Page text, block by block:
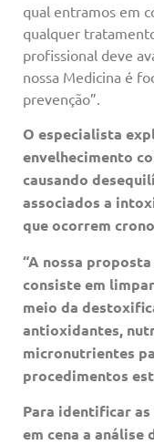
qual entramos em
qualquer
profissional deve
nossa Medicina é
prevenção”.
O especialista
envelhecimento
causando
associados a
que ocorrem
“A nossa
consiste em
meio da
antioxidantes,
micronutrientes
procedimentos
Para identificar
em cena a